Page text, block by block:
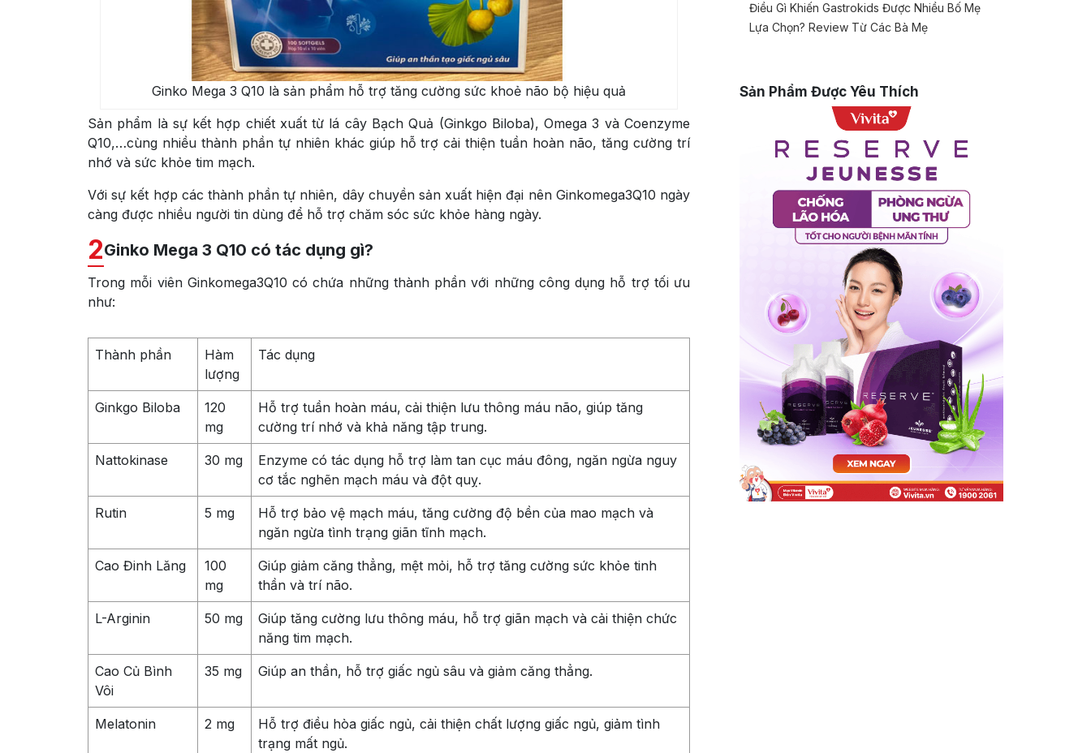
Ginko Mega 3 Q10 là sản phẩm hỗ trợ tăng cường sức khoẻ não bộ hiệu quả
Sản phẩm là sự kết hợp chiết xuất từ lá cây Bạch Quả (Ginkgo Biloba), Omega 3 và Coenzyme
Q10,…cùng nhiều thành phần tự nhiên khác giúp hỗ trợ cải thiện tuần hoàn não, tăng cường trí
nhớ và sức khỏe tim mạch.
Với sự kết hợp các thành phần tự nhiên, dây chuyền sản xuất hiện đại nên Ginkomega3Q10 ngày
càng được nhiều người tin dùng để hỗ trợ chăm sóc sức khỏe hàng ngày.
2Ginko Mega 3 Q10 có tác dụng gì?
Trong mỗi viên Ginkomega3Q10 có chứa những thành phần với những công dụng hỗ trợ tối ưu
như:
Thành phần
Hàm
lượng
Tác dụng
Ginkgo Biloba
120
mg
Hỗ trợ tuần hoàn máu, cải thiện lưu thông máu não, giúp tăng
cường trí nhớ và khả năng tập trung.
Nattokinase 30 mg
Enzyme có tác dụng hỗ trợ làm tan cục máu đông, ngăn ngừa nguy
cơ tắc nghẽn mạch máu và đột quỵ.
Rutin 5 mg
Hỗ trợ bảo vệ mạch máu, tăng cường độ bền của mao mạch và
ngăn ngừa tình trạng giãn tĩnh mạch.
Cao Đinh Lăng
100
mg
Giúp giảm căng thẳng, mệt mỏi, hỗ trợ tăng cường sức khỏe tinh
thần và trí não.
L-Arginin 50 mg
Giúp tăng cường lưu thông máu, hỗ trợ giãn mạch và cải thiện chức
năng tim mạch.
Cao Củ Bình
Vôi
35 mg Giúp an thần, hỗ trợ giấc ngủ sâu và giảm căng thẳng.
Melatonin 2 mg
Hỗ trợ điều hòa giấc ngủ, cải thiện chất lượng giấc ngủ, giảm tình
trạng mất ngủ.
Điều Gì Khiến Gastrokids Được Nhiều Bố Mẹ
Lựa Chọn? Review Từ Các Bà Mẹ
Sản Phẩm Được Yêu Thích